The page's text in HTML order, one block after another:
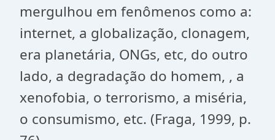
mergulhou em fenômenos como a:
internet, a globalização, clonagem,
era planetária, ONGs, etc, do outro
lado, a degradação do homem, , a
xenofobia, o terrorismo, a miséria,
o consumismo, etc. (Fraga, 1999, p.